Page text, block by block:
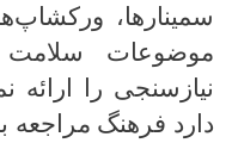
سمینارها،
موضوعات سلامت
نیازسنجی را ارائه
دارد فرهنگ مراجعه